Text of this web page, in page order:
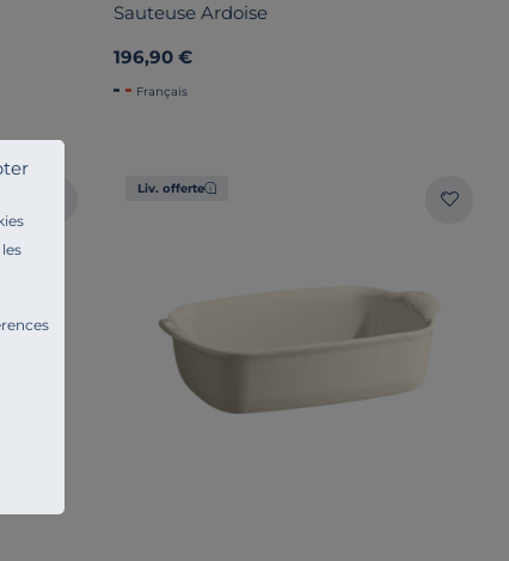
Sauteuse Ardoise
196,90 €
Français
Liv. offerte